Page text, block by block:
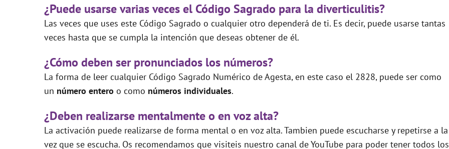
¿Puede usarse varias veces el Código Sagrado para la diverticulitis?
Las veces que uses este Código Sagrado o cualquier otro dependerá de ti. Es decir, puede usarse tantas
veces hasta que se cumpla la intención que deseas obtener de él.
¿Cómo deben ser pronunciados los números?
La forma de leer cualquier Código Sagrado Numérico de Agesta, en este caso el 2828, puede ser como
un número entero o como números individuales.
¿Deben realizarse mentalmente o en voz alta?
La activación puede realizarse de forma mental o en voz alta. Tambien puede escucharse y repetirse a la
vez que se escucha. Os recomendamos que visiteis nuestro canal de YouTube para poder tener todos los